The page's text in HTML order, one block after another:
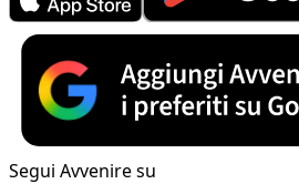
Segui Avvenire su